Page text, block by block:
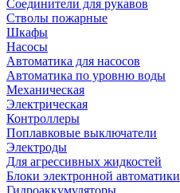
Соединители для рукавов
Стволы пожарные
Шкафы
Насосы
Автоматика для насосов
Автоматика по уровню воды
Механическая
Электрическая
Контроллеры
Поплавковые выключатели
Электроды
Для агрессивных жидкостей
Блоки электронной автоматики
Гидроаккумуляторы